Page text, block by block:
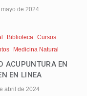
de 2024
Biblioteca Cursos
Medicina Natural
ACUPUNTURA EN
EN LINEA
abril de 2024